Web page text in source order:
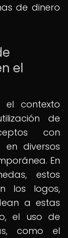
de dinero
el
el contexto
de
con
en diversos
En
estos
los logos,
a estas
el uso de
como el